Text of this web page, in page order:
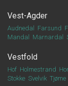
Vest-Agder
Audnedal Farsund
Mandal
Marnardal
Vestfold
Hof Holmestrand
Stokke Svelvik Tjøme